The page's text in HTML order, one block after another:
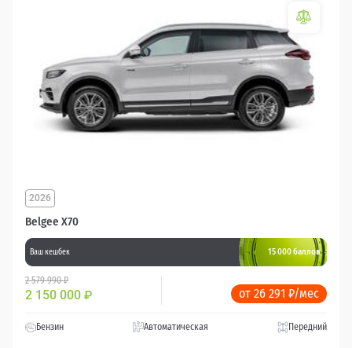
Belgee X70
2026
Ваш кешбек 15 000 баллов
2 579 990 ₽
2 150 000 ₽ от 26 291 ₽/мес
Бензин Автоматическая Передний